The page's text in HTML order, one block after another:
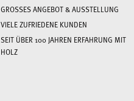
GROSSES ANGEBOT & AUSSTELLUNG
VIELE ZUFRIEDENE KUNDEN
SEIT ÜBER 100 JAHREN ERFAHRUNG MIT
HOLZ